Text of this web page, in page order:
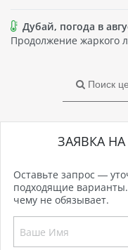
Дубай, погода в
Продолжение жаркого
Поиск
ЗАЯВКА
Оставьте запрос —
подходящие
чему не обязывает.